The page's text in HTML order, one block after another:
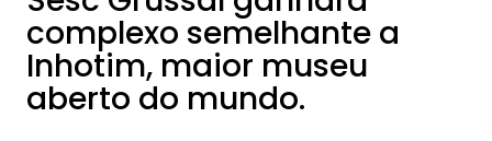
complexo semelhante a
Inhotim, maior museu
aberto do mundo.